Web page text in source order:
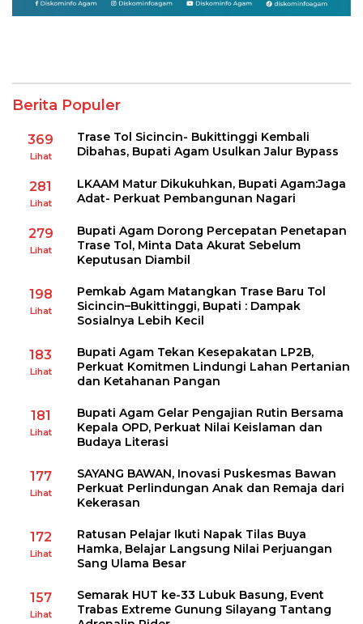
Berita Populer
369
Lihat
Trase Tol Sicincin- Bukittinggi Kembali
Dibahas, Bupati Agam Usulkan Jalur Bypass
281
Lihat
LKAAM Matur Dikukuhkan, Bupati Agam:Jaga
Adat- Perkuat Pembangunan Nagari
279
Lihat
Bupati Agam Dorong Percepatan Penetapan
Trase Tol, Minta Data Akurat Sebelum
Keputusan Diambil
198
Lihat
Pemkab Agam Matangkan Trase Baru Tol
Sicincin–Bukittinggi, Bupati : Dampak
Sosialnya Lebih Kecil
183
Lihat
Bupati Agam Tekan Kesepakatan LP2B,
Perkuat Komitmen Lindungi Lahan Pertanian
dan Ketahanan Pangan
181
Lihat
Bupati Agam Gelar Pengajian Rutin Bersama
Kepala OPD, Perkuat Nilai Keislaman dan
Budaya Literasi
177
Lihat
SAYANG BAWAN, Inovasi Puskesmas Bawan
Perkuat Perlindungan Anak dan Remaja dari
Kekerasan
172
Lihat
Ratusan Pelajar Ikuti Napak Tilas Buya
Hamka, Belajar Langsung Nilai Perjuangan
Sang Ulama Besar
157
Lihat
Semarak HUT ke-33 Lubuk Basung, Event
Trabas Extreme Gunung Silayang Tantang